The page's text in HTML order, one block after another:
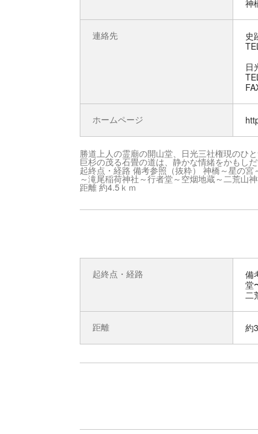
神
連絡先
史
日
ホームページ
勝道上人の霊廟の開山堂、日光三社権現のひ
巨杉の茂る石畳の道は、静かな情緒をかもし
起終点・経路 備考参照（抜粋） 神橋～星の
～滝尾稲荷神社～行者堂～空烟地蔵～二荒山
距離 約4.5ｋｍ
起終点・経路
備
堂
二
距離 約